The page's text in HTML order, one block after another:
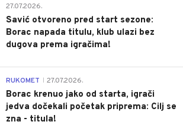
27.07.2026.
Savić otvoreno pred start sezone:
Borac napada titulu, klub ulazi bez
dugova prema igračima!
RUKOMET 27.07.2026.
Borac krenuo jako od starta, igrači
jedva dočekali početak priprema: Cilj se
zna - titula!